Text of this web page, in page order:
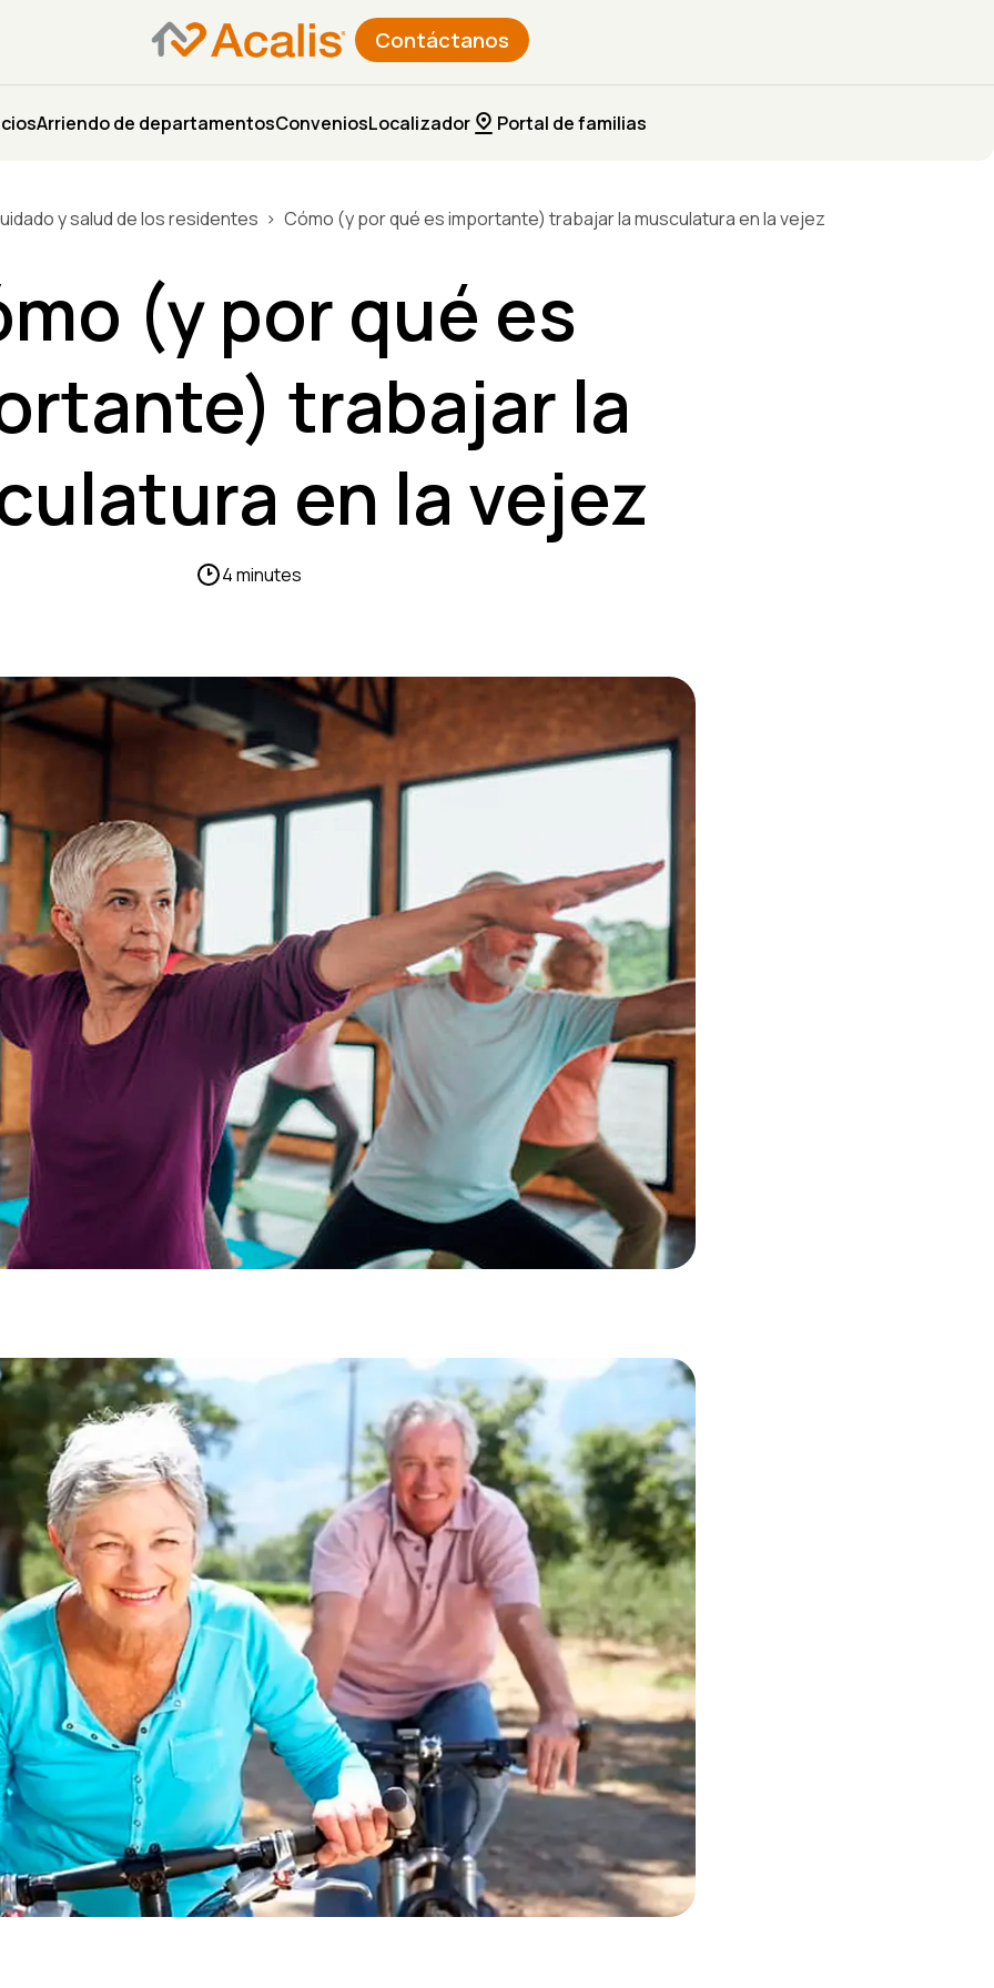
Contáctanos
Arriendo de departamentosConveniosLocalizador Portal de familias
y salud de los residentes Cómo (y por qué es importante) trabajar la musculatura en la vejez
(y por qué es
trabajar la
en la vejez
4 minutes